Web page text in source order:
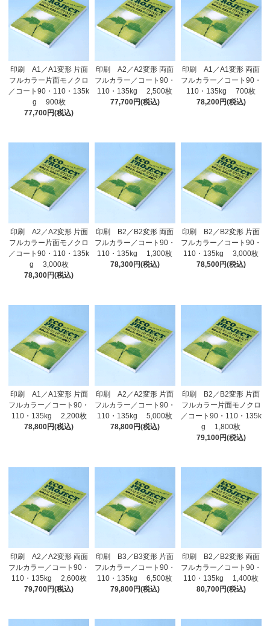
印刷 A1／A1変形 片面
フルカラー片面モノクロ
／コート90・110・135k
g 900枚
77,700円(税込)
印刷 A2／A2変形 両面
フルカラー／コート90・
110・135kg 2,500枚
77,700円(税込)
印刷 A1／A1変形 両面
フルカラー／コート90・
110・135kg 700枚
78,200円(税込)
印刷 A2／A2変形 片面
フルカラー片面モノクロ
／コート90・110・135k
g 3,000枚
78,300円(税込)
印刷 B2／B2変形 両面
フルカラー／コート90・
110・135kg 1,300枚
78,300円(税込)
印刷 B2／B2変形 片面
フルカラー／コート90・
110・135kg 3,000枚
78,500円(税込)
印刷 A1／A1変形 片面
フルカラー／コート90・
110・135kg 2,200枚
78,800円(税込)
印刷 A2／A2変形 片面
フルカラー／コート90・
110・135kg 5,000枚
78,800円(税込)
印刷 B2／B2変形 片面
フルカラー片面モノクロ
／コート90・110・135k
g 1,800枚
79,100円(税込)
印刷 A2／A2変形 両面
フルカラー／コート90・
110・135kg 2,600枚
79,700円(税込)
印刷 B3／B3変形 片面
フルカラー／コート90・
110・135kg 6,500枚
79,800円(税込)
印刷 B2／B2変形 両面
フルカラー／コート90・
110・135kg 1,400枚
80,700円(税込)